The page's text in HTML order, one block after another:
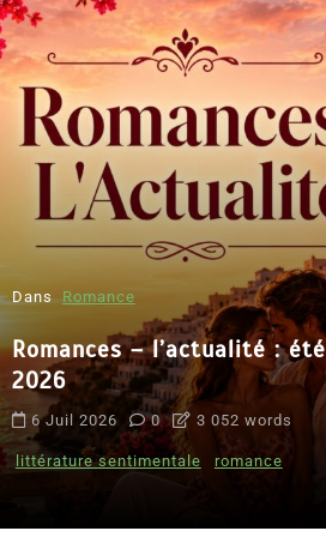
Dans Romance
Romances – l’actualité : été
2026
6 Juil 2026 0 3 052 words
littérature sentimentale romance